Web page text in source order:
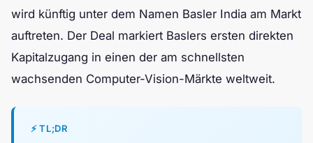
wird künftig unter dem Namen Basler India am Markt
auftreten. Der Deal markiert Baslers ersten direkten
Kapitalzugang in einen der am schnellsten
wachsenden Computer-Vision-Märkte weltweit.
⚡ TL;DR